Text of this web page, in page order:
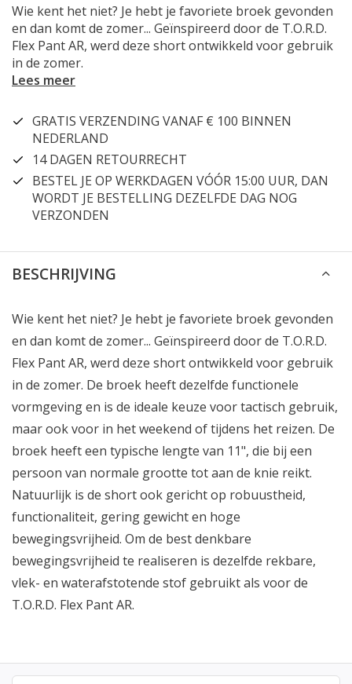
Wie kent het niet? Je hebt je favoriete broek gevonden
en dan komt de zomer... Geïnspireerd door de T.O.R.D.
Flex Pant AR, werd deze short ontwikkeld voor gebruik
in de zomer.
Lees meer
GRATIS VERZENDING VANAF € 100 BINNEN
NEDERLAND
14 DAGEN RETOURRECHT
BESTEL JE OP WERKDAGEN VÓÓR 15:00 UUR, DAN
WORDT JE BESTELLING DEZELFDE DAG NOG
VERZONDEN
BESCHRIJVING
Wie kent het niet? Je hebt je favoriete broek gevonden
en dan komt de zomer... Geïnspireerd door de T.O.R.D.
Flex Pant AR, werd deze short ontwikkeld voor gebruik
in de zomer. De broek heeft dezelfde functionele
vormgeving en is de ideale keuze voor tactisch gebruik,
maar ook voor in het weekend of tijdens het reizen. De
broek heeft een typische lengte van 11", die bij een
persoon van normale grootte tot aan de knie reikt.
Natuurlijk is de short ook gericht op robuustheid,
functionaliteit, gering gewicht en hoge
bewegingsvrijheid. Om de best denkbare
bewegingsvrijheid te realiseren is dezelfde rekbare,
vlek- en waterafstotende stof gebruikt als voor de
T.O.R.D. Flex Pant AR.